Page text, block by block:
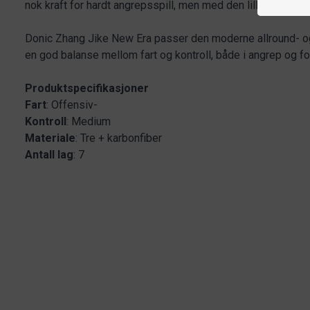
nok kraft for hardt angrepsspill, men med den lille ekstra
Donic Zhang Jike New Era passer den moderne
en god balanse mellom fart og kontroll, både i angrep og
Produktspecifikasjoner
Fart: Offensiv-
Kontroll: Medium
Materiale: Tre + karbonfiber
Antall lag: 7